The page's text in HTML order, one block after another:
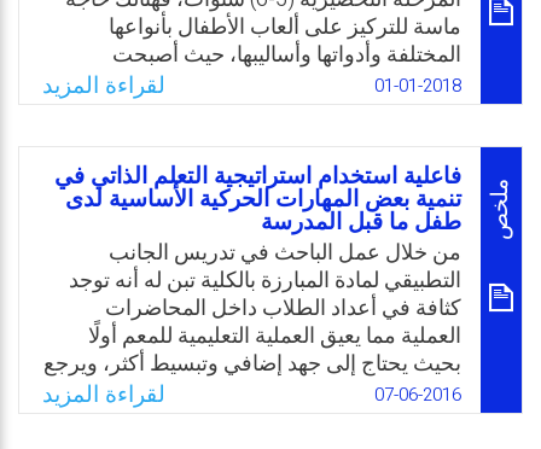
الدراسة بمعرفة تأثير برنامج اللعب الدرامي على
السلوك الاجتماعي الإيجابي وبعض المهارات
الحركية الأساسية والمهارات الحياتية لأطفال
الروضة.
WhatsApp
Facebook
Twitter
Email
ماسة للتركيز على ألعاب الأطفال بأنواعها
المختلفة وأدواتها وأساليبها، حيث أصبحت
احتياجات نمائية للطفل، وتعكس خصائص النمو
والتغييرات الارتقائية التي تتحقق في كل مرحلة
من مراحل نمو الطفل. وعليه فمن الضروري
تنظيم برامج رياضة مقننة لإثراء التربية المكتسبة
عن طريق التعلم وتكون أكثر فعالية في التربية
والحركة، وذلك لأهمية الألعاب الحركية في تنمية
المهارات الحركية والتي يمكن اكتسابها بالتعلم
والتدريب. وبناء عليه تحاول هذه الدراسة الإجابة
عن السؤال: ما هو واقع ممارسة الألعاب الحركية
في تعلم بعض المهارات الحركية لدى أطفال
المرحلة التحضيرية في ولاية خنشلة الجزائرية؟
WhatsApp
Facebook
Twitter
Email
01-01-2018 لقراءة المزيد
ملخص
فاعلية استخدام استراتيجية التعلم الذاتي في
تنمية بعض المهارات الحركية الأساسية لدى
طفل ما قبل المدرسة
من خلال عمل الباحث في تدريس الجانب
التطبيقي لمادة المبارزة بالكلية تبن له أنه توجد
كثافة في أعداد الطلاب داخل المحاضرات
العملية مما يعيق العملية التعليمية للمعم أولًا
بحيث يحتاج إلى جهد إضافي وتبسيط أكثر، ويرجع
ذلك لصعوبة الأداء الحركي لمهارات رياضة
المبارزة والذي يتكون من عدة مراحل فنية
07-06-2016 لقراءة المزيد